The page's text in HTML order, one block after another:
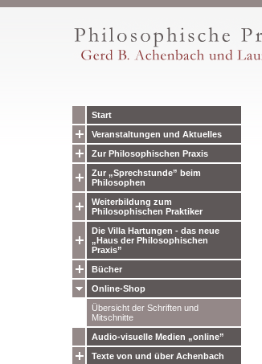
Start
Veranstaltungen und Aktuelles
Zur Philosophischen Praxis
Zur „Sprechstunde” beim
Philosophen
Weiterbildung zum
Philosophischen Praktiker
Die Villa Hartungen - das neue
„Haus der Philosophischen
Praxis”
Bücher
Online-Shop
Übersicht der Schriften und
Mitschnitte
Audio-visuelle Medien „online”
Texte von und über Achenbach